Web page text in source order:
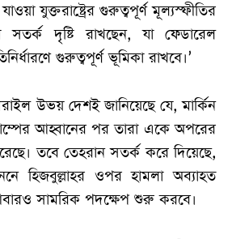
যুক্তরাষ্ট্রের গুরুত্বপূর্ণ মূল্যস্ফীতির
সতর্ক দৃষ্টি রাখছেন, যা ফেডারেল
গুরুত্বপূর্ণ ভূমিকা রাখবে।’
উভয় দেশই জানিয়েছে যে, মার্কিন
আহ্বানের পর তারা একে অপরের
তবে তেহরান সতর্ক করে দিয়েছে,
হিজবুল্লাহর ওপর হামলা অব্যাহত
সামরিক পদক্ষেপ শুরু করবে।